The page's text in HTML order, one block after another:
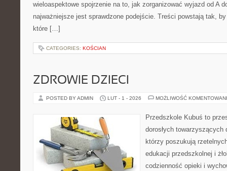
wieloaspektowe spojrzenie na to, jak zorganizować wyjazd od A
najważniejsze jest sprawdzone podejście. Treści powstają tak,
które […]
CATEGORIES: KOŚCIAN
ZDROWIE DZIECI
POSTED BY ADMIN LUT - 1 - 2026 MOŻLIWOŚĆ
Przedszkole Kubuś to
dorosłych
którzy poszukują
edukacji przedszkolnej i
codzienność opieki i